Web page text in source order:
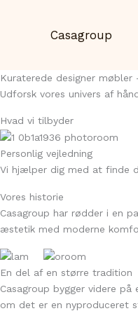
Casagroup
Kuraterede designer
Udforsk vores univers af
Hvad vi tilbyder
Personlig vejledning
Vi hjælper dig med at finde
Vores historie
Casagroup har rødder i en
æstetik med moderne
En del af en større tradition
Casagroup bygger videre
om det er en nyproduceret